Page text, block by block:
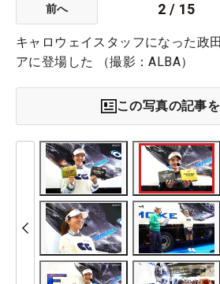
前へ 2 / 15
キャロウェイスタッフになった政
アに登場した （撮影：ALBA）
この写真の記事